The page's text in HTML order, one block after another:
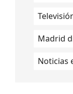
Madrid
Noticias